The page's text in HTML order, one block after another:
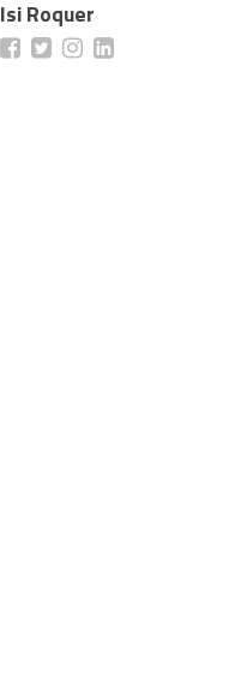
Isi Roquer